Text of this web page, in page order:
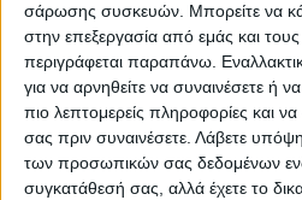
σάρωσης συσκευών. Μπορείτε να
στην επεξεργασία από εμάς και
περιγράφεται παραπάνω.
για να αρνηθείτε να συναινέσετε ή
πιο λεπτομερείς πληροφορίες και να
σας πριν συναινέσετε. Λάβετε υπόψη
των προσωπικών σας δεδομένων
συγκατάθεσή σας, αλλά έχετε το
φόρου που δικαιούνται
φέτος οι ιδιοκτήτες
αιτίες. Επίσης,
άλλες περιπτώσεις
οποίες οι συμψηφισμοί